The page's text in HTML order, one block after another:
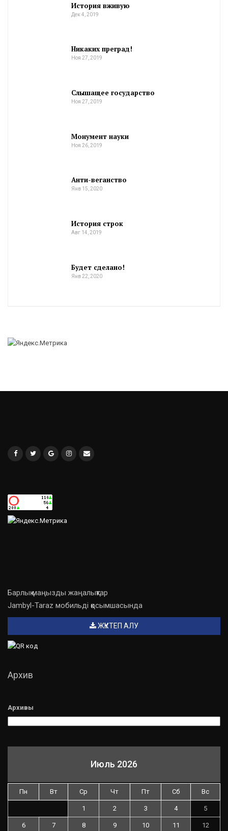
История вживую
Дек 4, 2019
Никаких преград!
Ноя 27, 2019
Слышащее государство
Ноя 27, 2019
Монумент науки
Ноя 26, 2019
Анти-веганство
Янв 15, 2020
История строк
Авг 14, 2019
Будет сделано!
Янв 22, 2020
Барлық маңызды жаңалықтар
Jambyl-Taraz мобильді қосымшасында
ЖҮКТЕП АЛУ
Архив
Архивы
Июль 2026
Пн Вт Ср Чт Пт Сб Вс
1 2 3 4 5
6 7 8 9 10 11 12